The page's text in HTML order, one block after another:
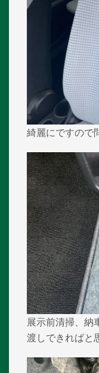
綺麗にですので
展示前清掃、納
渡しできればと